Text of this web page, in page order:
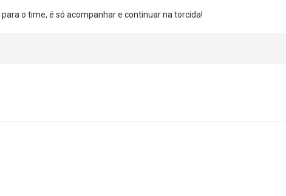
o time, é só acompanhar e continuar na torcida!